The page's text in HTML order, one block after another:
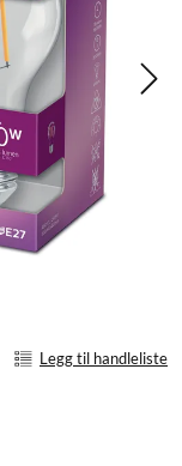
Legg til handleliste